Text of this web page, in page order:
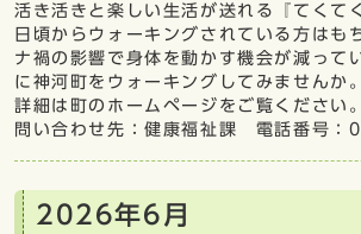
活き活きと楽しい生活が送れる『てくて
日頃からウォーキングされている方はも
ナ禍の影響で身体を動かす機会が減って
に神河町をウォーキングしてみませんか。
詳細は町のホームページをご覧ください。
問い合わせ先：健康福祉課 電話番号
2026年6月